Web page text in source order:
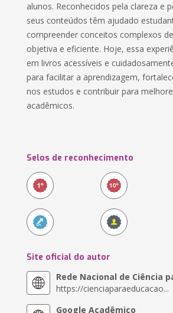
alunos. Reconhecidos pela clareza e
seus conteúdos têm ajudado
compreender conceitos complexos
objetiva e eficiente. Hoje, essa
em livros acessíveis e
para facilitar a aprendizagem,
nos estudos e contribuir para
acadêmicos.
Selos de reconhecimento
Site oficial do autor
Rede Nacional de Ciência
https://cienciaparaeducacao...
Google Acadêmico